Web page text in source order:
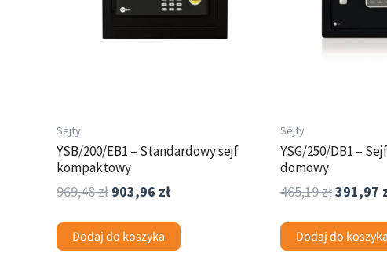
Sejfy
YSB/200/EB1 – Standardowy sejf
kompaktowy
969,48zł 903,96 zł
Dodaj do koszyka
Sejfy
YSG/250/DB1 –
domowy
465,19zł391,97
Dodaj do koszyka